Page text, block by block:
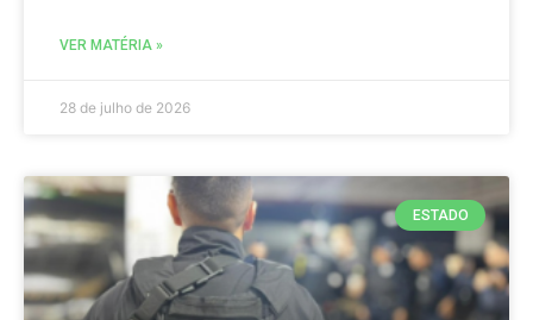
VER MATÉRIA »
28 de julho de 2026
ESTADO